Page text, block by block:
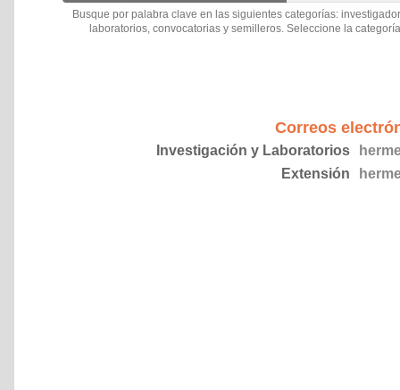
Busque por palabra clave en las siguientes categorías:
laboratorios, convocatorias y semilleros. Seleccione la
Correos
Investigación y Laboratorios
Extensión